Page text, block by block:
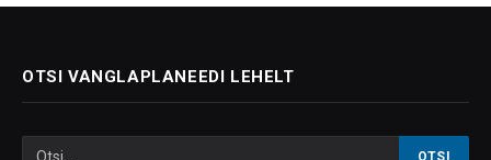
OTSI VANGLAPLANEEDI LEHELT